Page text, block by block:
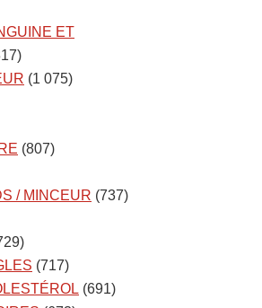
ET
(1 075)
(807)
/ MINCEUR (737)
(717)
(691)